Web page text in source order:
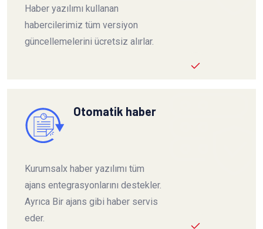
Haber yazılımı kullanan
habercilerimiz tüm versiyon
güncellemelerini ücretsiz alırlar.
Otomatik haber
Kurumsalx haber yazılımı tüm
ajans entegrasyonlarını destekler.
Ayrıca Bir ajans gibi haber servis
eder.